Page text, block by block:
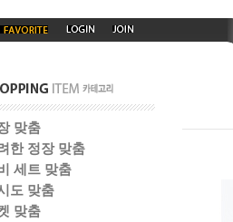
맞춤
한 정장 맞춤
세트 맞춤
도 맞춤
맞춤